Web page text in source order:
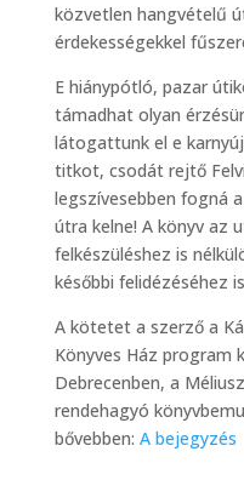
közvetlen hangvételű
érdekességekkel
E hiánypótló, pazar
támadhat olyan
látogattunk el e
titkot, csodát rejtő
legszívesebben fogná
útra kelne! A könyv az
felkészüléshez is
későbbi felidézéséhez
A kötetet a szerző a
Könyves Ház program
Debrecenben, a
rendehagyó
bővebben: A bejegyzés